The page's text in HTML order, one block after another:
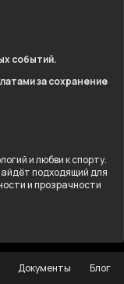
событий.
за сохранение
и любви к спорту.
подходящий для
и прозрачности
Документы
Блог